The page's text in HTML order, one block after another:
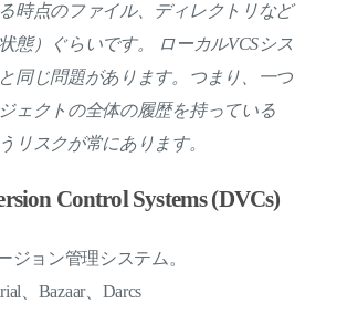
時点のファイル、ディレクトリなど
態）ぐらいです。 ローカルVCSシス
同じ問題があります。つまり、一つ
ェクトの全体の履歴を持っている
リスクが常にあります。
Control Systems (DVCs)
ジョン管理システム。
、Bazaar、Darcs